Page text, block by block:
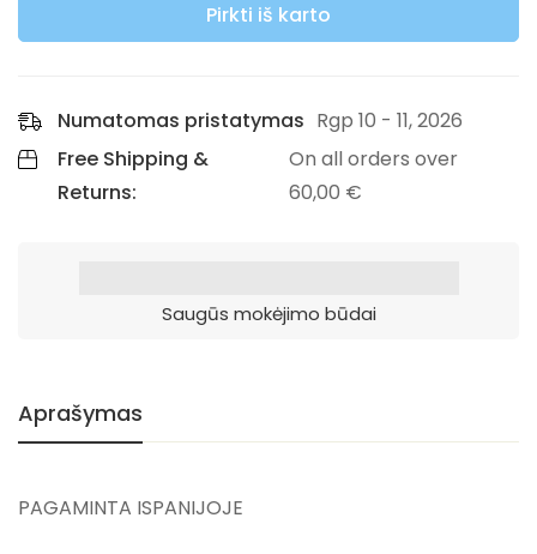
Pirkti iš karto
Numatomas pristatymas Rgp 10 - 11, 2026
Free Shipping &
Returns:
On all orders over
60,00 €
Saugūs mokėjimo būdai
Aprašymas
PAGAMINTA ISPANIJOJE